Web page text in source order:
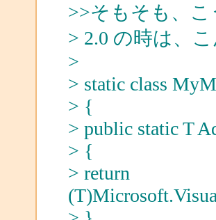
>>そもそも、
> 2.0 の時は、
>
> static class
> {
> public static T
> {
> return